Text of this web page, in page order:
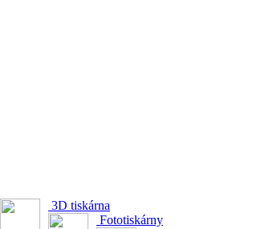
3D tiskárna
Fototiskárny